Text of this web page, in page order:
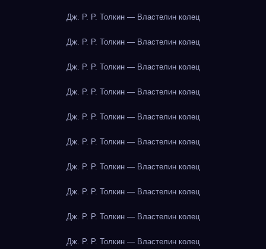
Дж. Р. Р. Толкин — Властелин колец
Дж. Р. Р. Толкин — Властелин колец
Дж. Р. Р. Толкин — Властелин колец
Дж. Р. Р. Толкин — Властелин колец
Дж. Р. Р. Толкин — Властелин колец
Дж. Р. Р. Толкин — Властелин колец
Дж. Р. Р. Толкин — Властелин колец
Дж. Р. Р. Толкин — Властелин колец
Дж. Р. Р. Толкин — Властелин колец
Дж. Р. Р. Толкин — Властелин колец